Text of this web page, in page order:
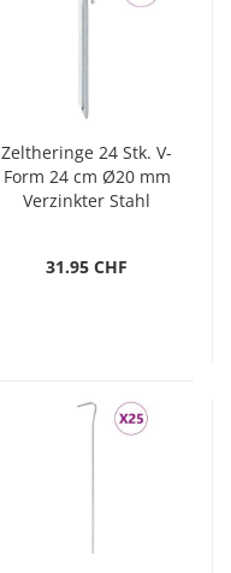
Zeltheringe 24 Stk. V-
Form 24 cm Ø20 mm
Verzinkter Stahl
31.95 CHF